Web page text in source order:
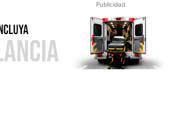
Publicidad